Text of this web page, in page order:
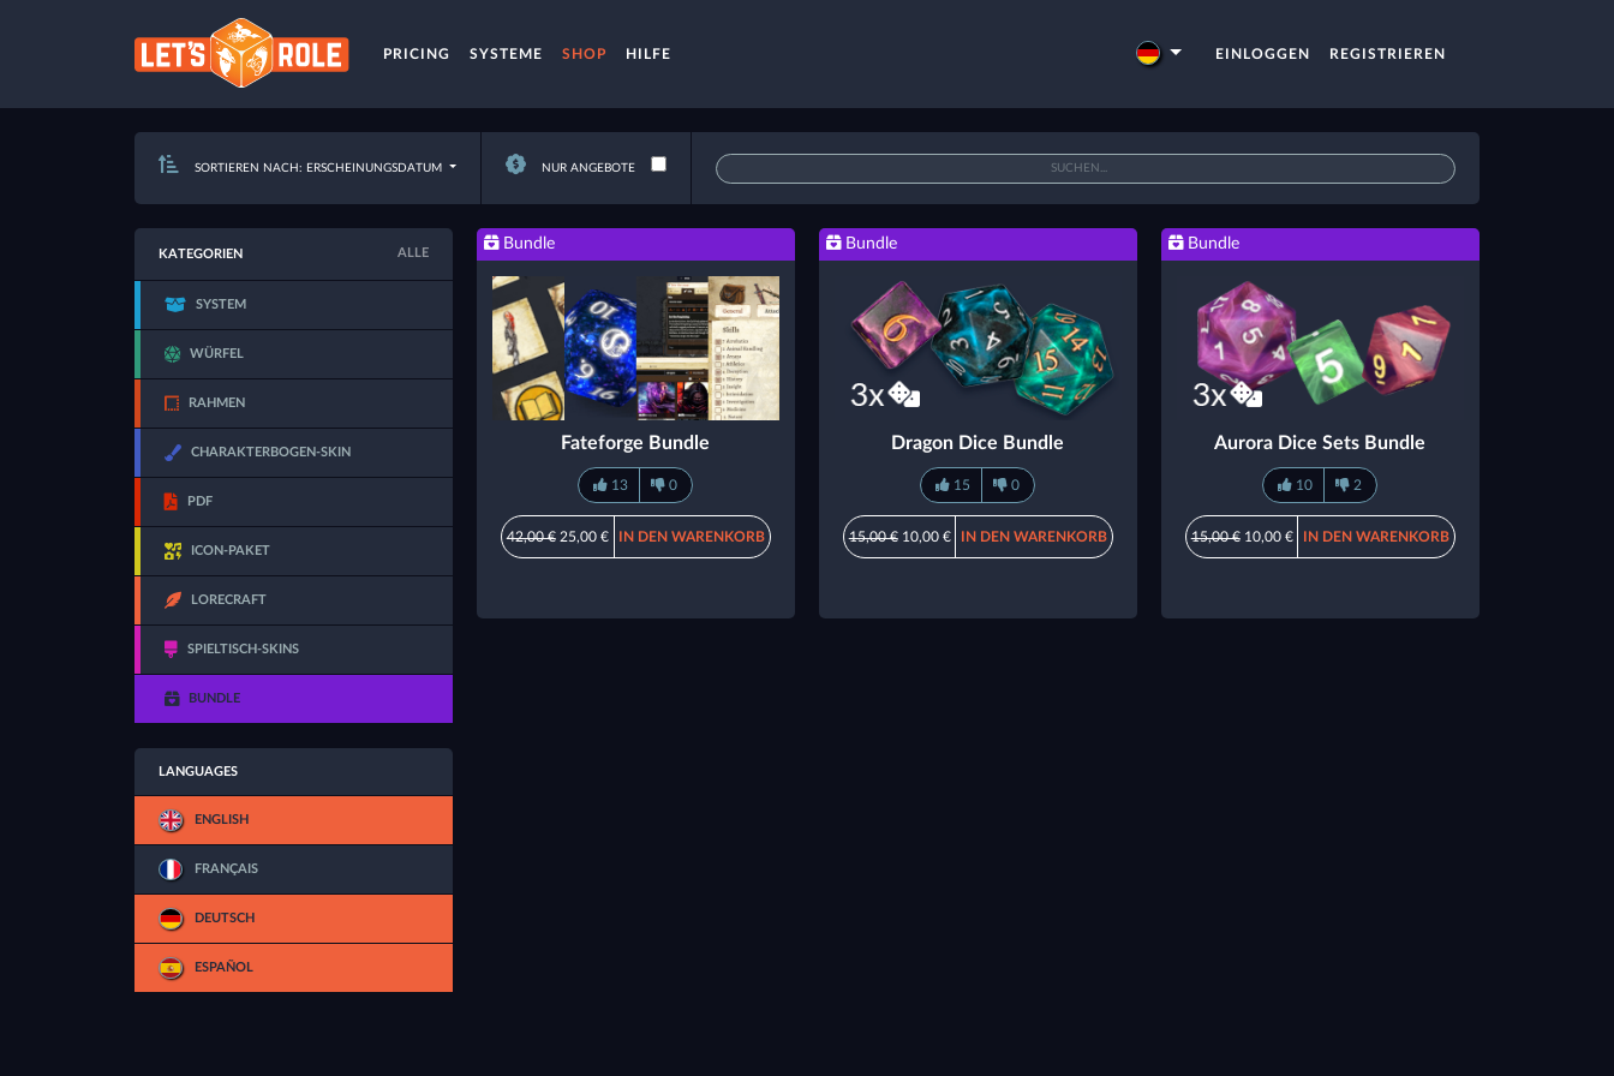
PRICING SYSTEME SHOP HILFE EINLOGGEN REGISTRIEREN
SORTIEREN NACH: ERSCHEINUNGSDATUM NUR ANGEBOTE
KATEGORIEN ALLE
SYSTEM
WÜRFEL
RAHMEN
CHARAKTERBOGEN-SKIN
PDF
ICON-PAKET
LORECRAFT
SPIELTISCH-SKINS
BUNDLE
LANGUAGES
ENGLISH
FRANÇAIS
DEUTSCH
ESPAÑOL
Bundle
Fateforge Bundle
13 0
42,00 €25,00 € IN DEN WARENKORB
Bundle
Dragon Dice Bundle
15 0
15,00 €10,00 € IN DEN WARENKORB
Bundle
Aurora Dice Sets Bundle
10 2
15,00 €10,00 € IN DEN WARENKORB